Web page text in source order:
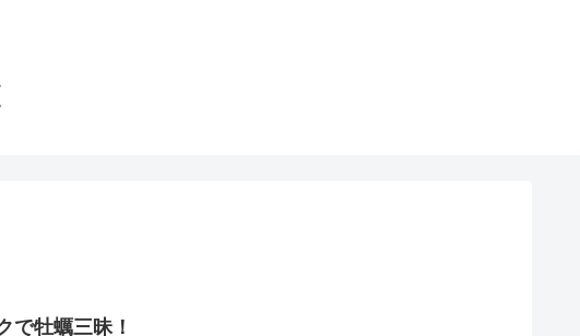
で牡蠣三昧！